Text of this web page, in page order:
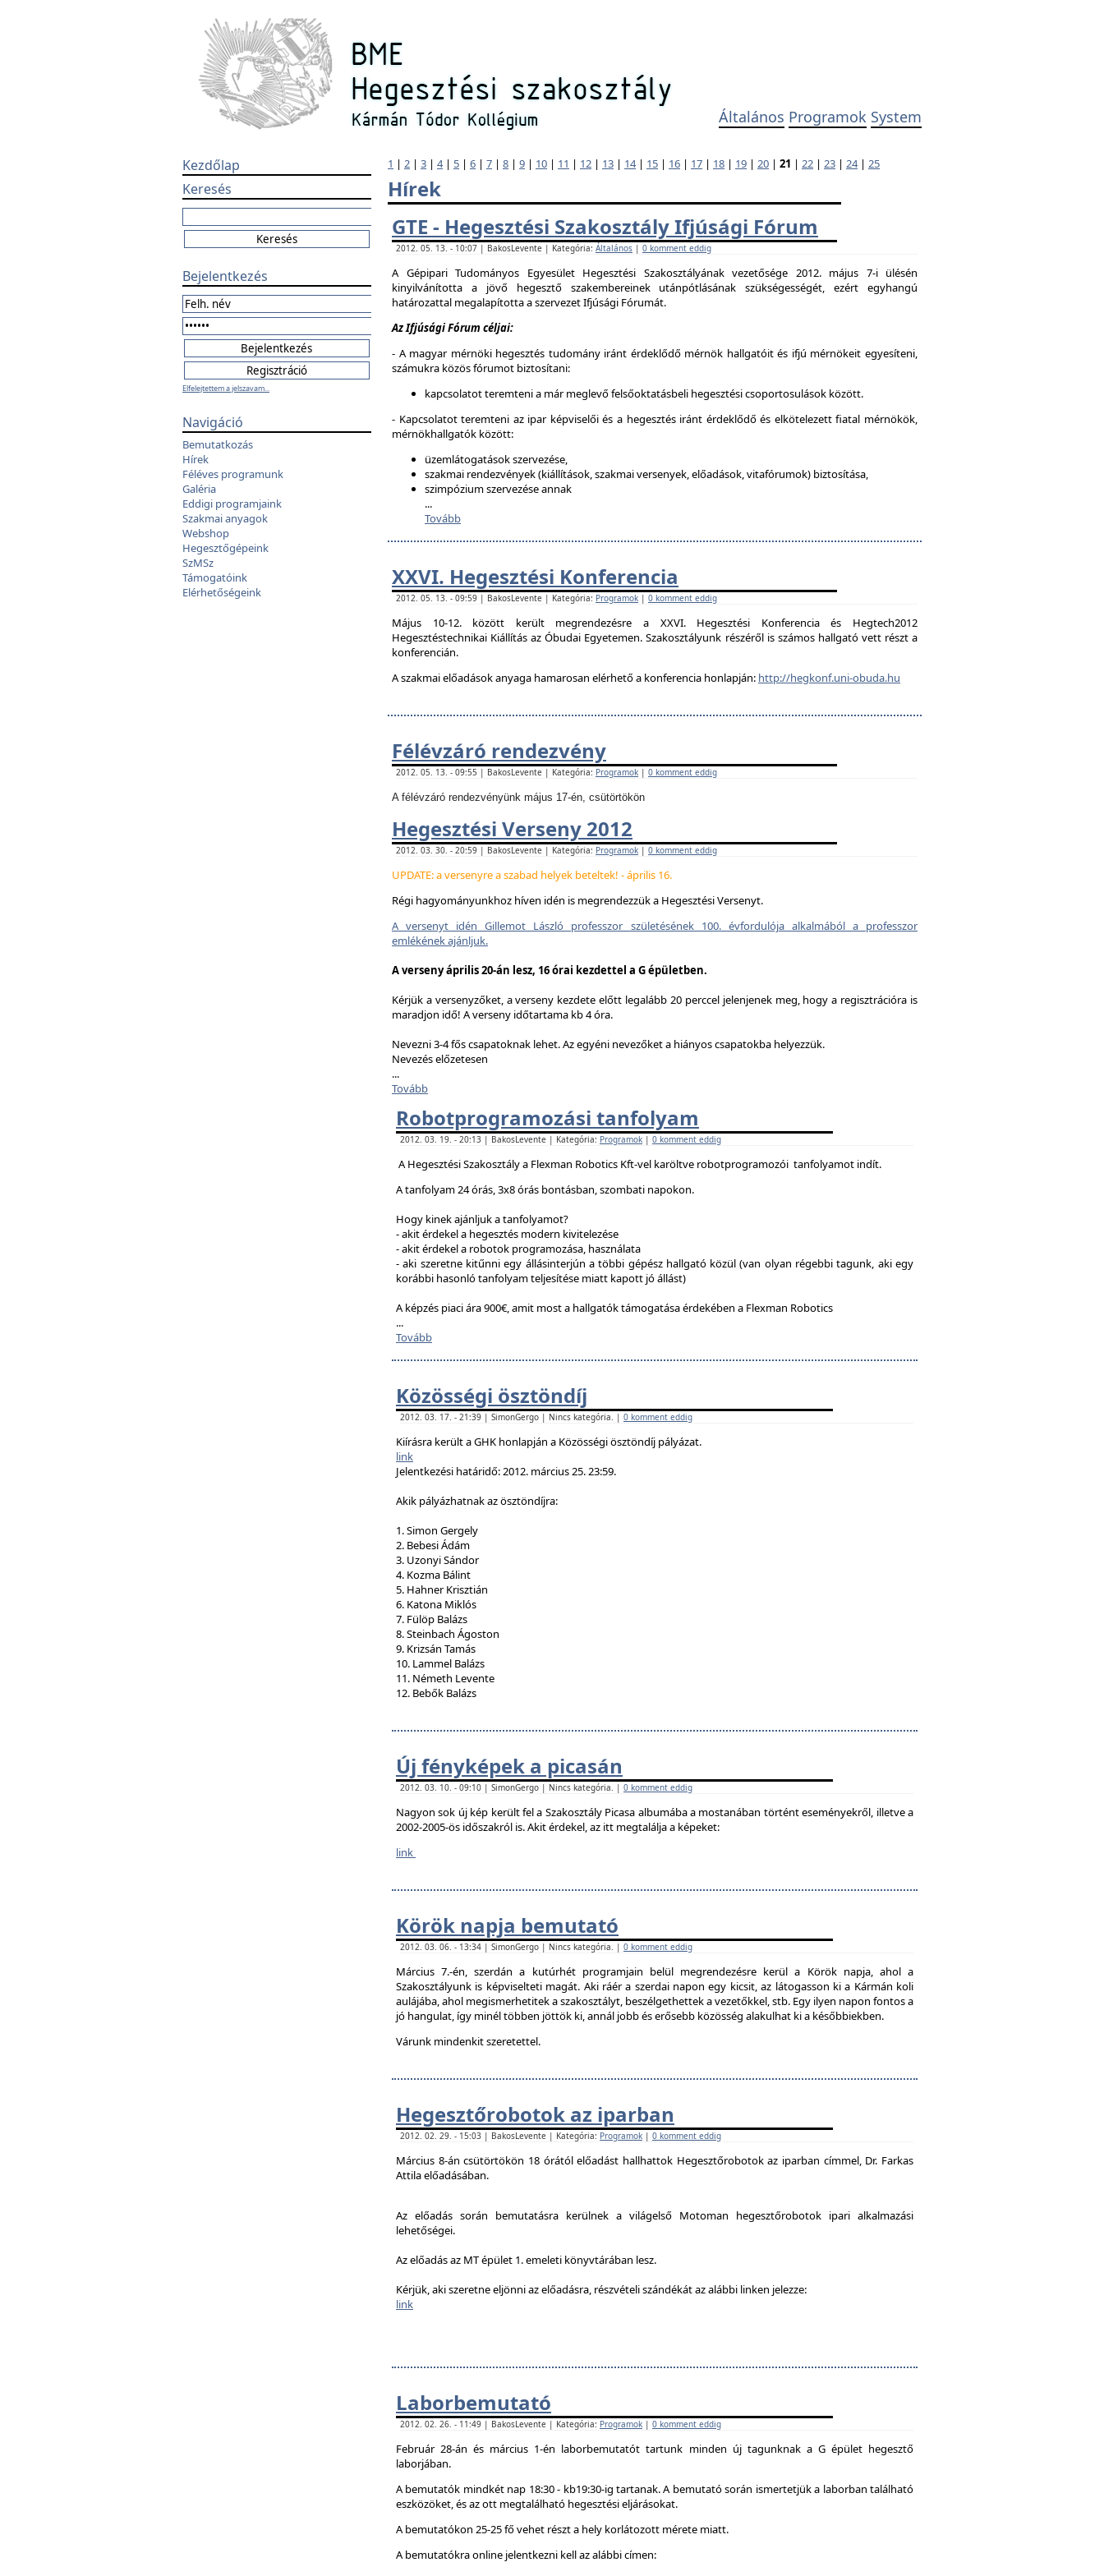
Általános Programok System
Kezdőlap
Keresés
Bejelentkezés
Elfelejtettem a jelszavam...
Navigáció
Bemutatkozás
Hírek
Féléves programunk
Galéria
Eddigi programjaink
Szakmai anyagok
Webshop
Hegesztőgépeink
SzMSz
Támogatóink
Elérhetőségeink
1 | 2 | 3 | 4| 5 | 6 | 7 | 8 | 9 | 10 | 11 | 12 | 13 | 14| 15 | 16 | 17 | 18 | 19 | 20 | 21 | 22 | 23 | 24| 25
Hírek
GTE - Hegesztési Szakosztály Ifjúsági Fórum
2012. 05. 13. - 10:07 | BakosLevente | Kategória: Általános | 0 komment eddig
A Gépipari Tudományos Egyesület Hegesztési Szakosztályának vezetősége 2012. május 7-i ülésén
kinyilvánította a jövő hegesztő szakembereinek utánpótlásának szükségességét, ezért egyhangú
határozattal megalapította a szervezet Ifjúsági Fórumát.
Az Ifjúsági Fórum céljai:
- A magyar mérnöki hegesztés tudomány iránt érdeklődő mérnök hallgatóit és ifjú mérnökeit egyesíteni,
számukra közös fórumot biztosítani:
kapcsolatot teremteni a már meglevő felsőoktatásbeli hegesztési csoportosulások között.
- Kapcsolatot teremteni az ipar képviselői és a hegesztés iránt érdeklődő és elkötelezett fiatal mérnökök,
mérnökhallgatók között:
üzemlátogatások szervezése,
szakmai rendezvények (kiállítások, szakmai versenyek, előadások, vitafórumok) biztosítása,
szimpózium szervezése annak
...
Tovább
XXVI. Hegesztési Konferencia
2012. 05. 13. - 09:59 | BakosLevente | Kategória: Programok | 0 komment eddig
Május 10-12. között került megrendezésre a XXVI. Hegesztési Konferencia és Hegtech2012
Hegesztéstechnikai Kiállítás az Óbudai Egyetemen. Szakosztályunk részéről is számos hallgató vett részt a
konferencián.
A szakmai előadások anyaga hamarosan elérhető a konferencia honlapján: http://hegkonf.uni-obuda.hu
Félévzáró rendezvény
2012. 05. 13. - 09:55 | BakosLevente | Kategória: Programok | 0 komment eddig
A félévzáró rendezvényünk május 17-én, csütörtökön
Hegesztési Verseny 2012
2012. 03. 30. - 20:59 | BakosLevente | Kategória: Programok | 0 komment eddig
UPDATE: a versenyre a szabad helyek beteltek! - április 16.
Régi hagyományunkhoz híven idén is megrendezzük a Hegesztési Versenyt.
A versenyt idén Gillemot László professzor születésének 100. évfordulója alkalmából a professzor
emlékének ajánljuk.
A verseny április 20-án lesz, 16 órai kezdettel a G épületben.
Kérjük a versenyzőket, a verseny kezdete előtt legalább 20 perccel jelenjenek meg, hogy a regisztrációra is
maradjon idő! A verseny időtartama kb 4 óra.
Nevezni 3-4 fős csapatoknak lehet. Az egyéni nevezőket a hiányos csapatokba helyezzük.
Nevezés előzetesen
...
Tovább
Robotprogramozási tanfolyam
2012. 03. 19. - 20:13 | BakosLevente | Kategória: Programok | 0 komment eddig
A Hegesztési Szakosztály a Flexman Robotics Kft-vel karöltve robotprogramozói tanfolyamot indít.
A tanfolyam 24 órás, 3x8 órás bontásban, szombati napokon.
Hogy kinek ajánljuk a tanfolyamot?
- akit érdekel a hegesztés modern kivitelezése
- akit érdekel a robotok programozása, használata
- aki szeretne kitűnni egy állásinterjún a többi gépész hallgató közül (van olyan régebbi tagunk, aki egy
korábbi hasonló tanfolyam teljesítése miatt kapott jó állást)
A képzés piaci ára 900€, amit most a hallgatók támogatása érdekében a Flexman Robotics
...
Tovább
Közösségi ösztöndíj
2012. 03. 17. - 21:39 | SimonGergo | Nincs kategória. | 0 komment eddig
Kiírásra került a GHK honlapján a Közösségi ösztöndíj pályázat.
link
Jelentkezési határidő: 2012. március 25. 23:59.
Akik pályázhatnak az ösztöndíjra:
1. Simon Gergely
2. Bebesi Ádám
3. Uzonyi Sándor
4. Kozma Bálint
5. Hahner Krisztián
6. Katona Miklós
7. Fülöp Balázs
8. Steinbach Ágoston
9. Krizsán Tamás
10. Lammel Balázs
11. Németh Levente
12. Bebők Balázs
Új fényképek a picasán
2012. 03. 10. - 09:10 | SimonGergo | Nincs kategória. | 0 komment eddig
Nagyon sok új kép került fel a Szakosztály Picasa albumába a mostanában történt eseményekről, illetve a
2002-2005-ös időszakról is. Akit érdekel, az itt megtalálja a képeket:
link
Körök napja bemutató
2012. 03. 06. - 13:34 | SimonGergo | Nincs kategória. | 0 komment eddig
Március 7.-én, szerdán a kutúrhét programjain belül megrendezésre kerül a Körök napja, ahol a
Szakosztályunk is képviselteti magát. Aki ráér a szerdai napon egy kicsit, az látogasson ki a Kármán koli
aulájába, ahol megismerhetitek a szakosztályt, beszélgethettek a vezetőkkel, stb. Egy ilyen napon fontos a
jó hangulat, így minél többen jöttök ki, annál jobb és erősebb közösség alakulhat ki a későbbiekben.
Várunk mindenkit szeretettel.
Hegesztőrobotok az iparban
2012. 02. 29. - 15:03 | BakosLevente | Kategória: Programok | 0 komment eddig
Március 8-án csütörtökön 18 órától előadást hallhattok Hegesztőrobotok az iparban címmel, Dr. Farkas
Attila előadásában.
Az előadás során bemutatásra kerülnek a világelső Motoman hegesztőrobotok ipari alkalmazási
lehetőségei.
Az előadás az MT épület 1. emeleti könyvtárában lesz.
Kérjük, aki szeretne eljönni az előadásra, részvételi szándékát az alábbi linken jelezze:
link
Laborbemutató
2012. 02. 26. - 11:49 | BakosLevente | Kategória: Programok | 0 komment eddig
Február 28-án és március 1-én laborbemutatót tartunk minden új tagunknak a G épület hegesztő
laborjában.
A bemutatók mindkét nap 18:30 - kb19:30-ig tartanak. A bemutató során ismertetjük a laborban található
eszközöket, és az ott megtalálható hegesztési eljárásokat.
A bemutatókon 25-25 fő vehet részt a hely korlátozott mérete miatt.
A bemutatókra online jelentkezni kell az alábbi címen: